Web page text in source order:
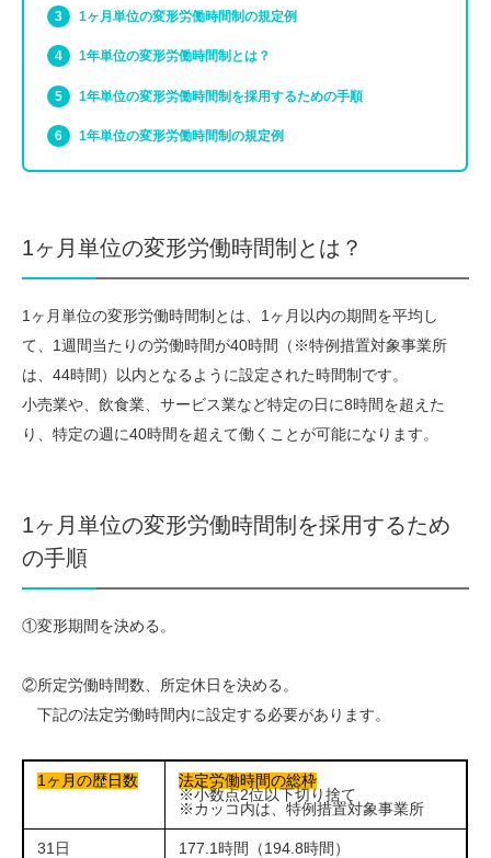
1ヶ月単位の変形労働時間制の規定例
1年単位の変形労働時間制とは？
1年単位の変形労働時間制を採用するための手順
1年単位の変形労働時間制の規定例
1ヶ月単位の変形労働時間制とは？
1ヶ月単位の変形労働時間制とは、1ヶ月以内の期間を平均し
て、1週間当たりの労働時間が40時間（※特例措置対象事業所
は、44時間）以内となるように設定された時間制です。
小売業や、飲食業、サービス業など特定の日に8時間を超えた
り、特定の週に40時間を超えて働くことが可能になります。
1ヶ月単位の変形労働時間制を採用するため
の手順
①変形期間を決める。
②所定労働時間数、所定休日を決める。
下記の法定労働時間内に設定する必要があります。
1ヶ月の歴日数
法定労働時間の総枠
※小数点2位以下切り捨て
※カッコ内は、特例措置対象事業所
31日 177.1時間（194.8時間）